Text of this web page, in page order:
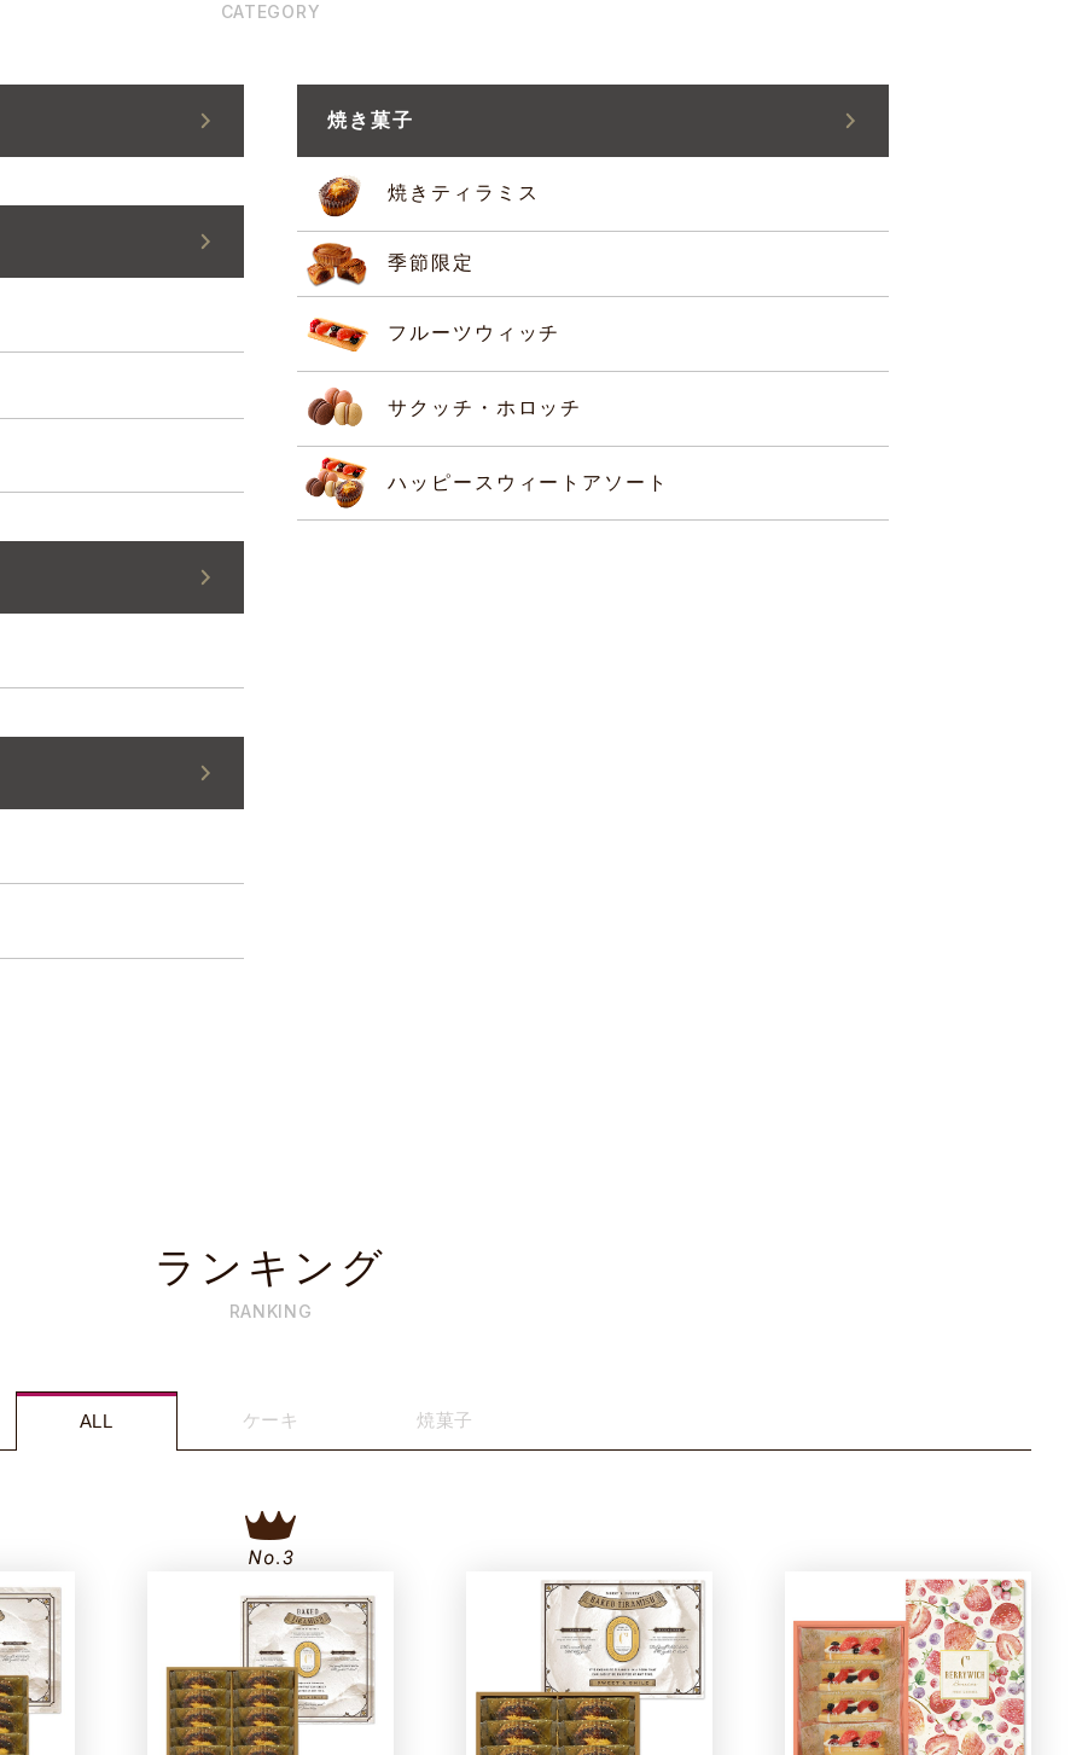
CATEGORY
焼き菓子
焼きティラミス
季節限定
フルーツウィッチ
サクッチ・ホロッチ
ハッピースウィートアソート
ランキング
RANKING
ALL ケーキ 焼菓子